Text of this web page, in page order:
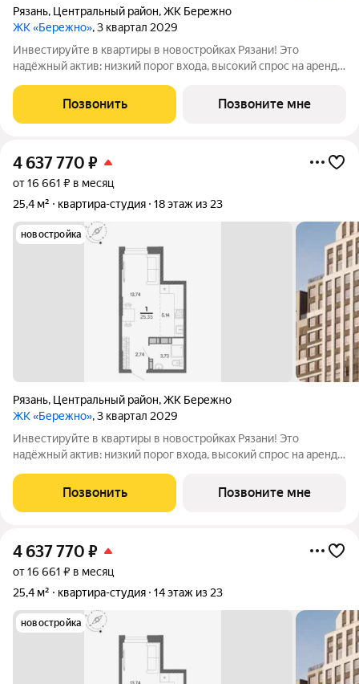
Рязань, Центральный район,ЖК Бережно
ЖК «Бережно», 3 квартал 2029
Инвестируйте в квартиры в новостройках Рязани! Это
надёжный актив: низкий порог входа, высокий спрос на аренду
Жилой квартал «Бережно» это проект класса Бизнес,
созданный с уважением к городу и
Позвонить Позвоните мне
4 637 770 ₽
от 16 661 ₽ в месяц
25,4 м²
квартира-студия 18 этаж из 23
новостройка
Рязань, Центральный район,ЖК Бережно
ЖК «Бережно», 3 квартал 2029
Инвестируйте в квартиры в новостройках Рязани! Это
надёжный актив: низкий порог входа, высокий спрос на аренду
Жилой квартал «Бережно» это проект класса Бизнес,
созданный с уважением к городу и
Позвонить Позвоните мне
4 637 770 ₽
от 16 661 ₽ в месяц
25,4 м²
квартира-студия 14 этаж из 23
новостройка